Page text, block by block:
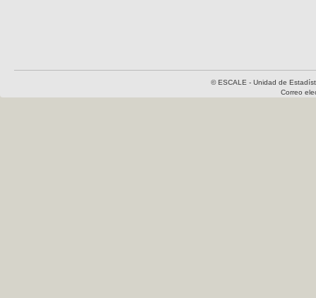
© ESCALE - Unidad de
Correo